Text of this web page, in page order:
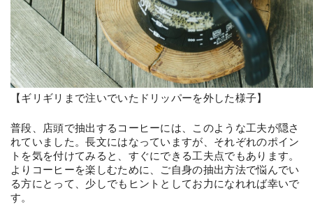
【ギリギリまで注いでいたドリッパーを外した様子】
普段、店頭で抽出するコーヒーには、このような工夫が隠さ
れていました。長文にはなっていますが、それぞれのポイン
トを気を付けてみると、すぐにできる工夫点でもあります。
よりコーヒーを楽しむために、ご自身の抽出方法で悩んでい
る方にとって、少しでもヒントとしてお力になれれば幸いで
す。